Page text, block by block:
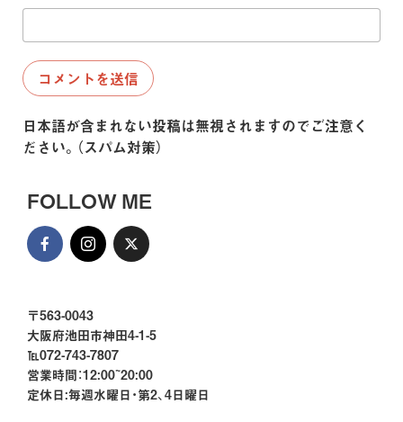
日本語が含まれない投稿は無視されますのでご注意く
ださい。（スパム対策）
FOLLOW ME
〒563-0043
大阪府池田市神田4-1-5
℡072-743-7807
営業時間：12:00~20:00
定休日:毎週水曜日・第2、4日曜日